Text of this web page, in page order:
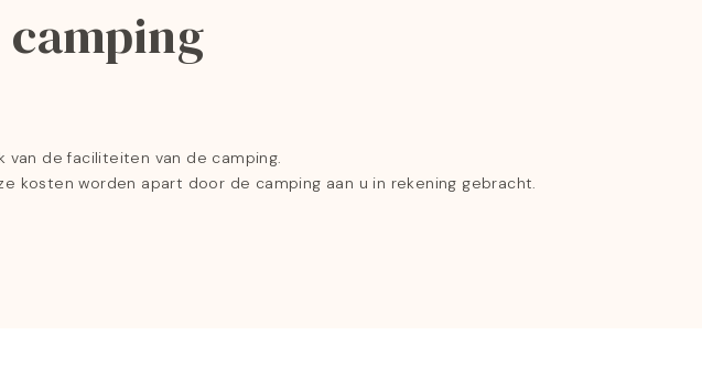
van de faciliteiten van de camping.
kosten worden apart door de camping aan u in rekening gebracht.